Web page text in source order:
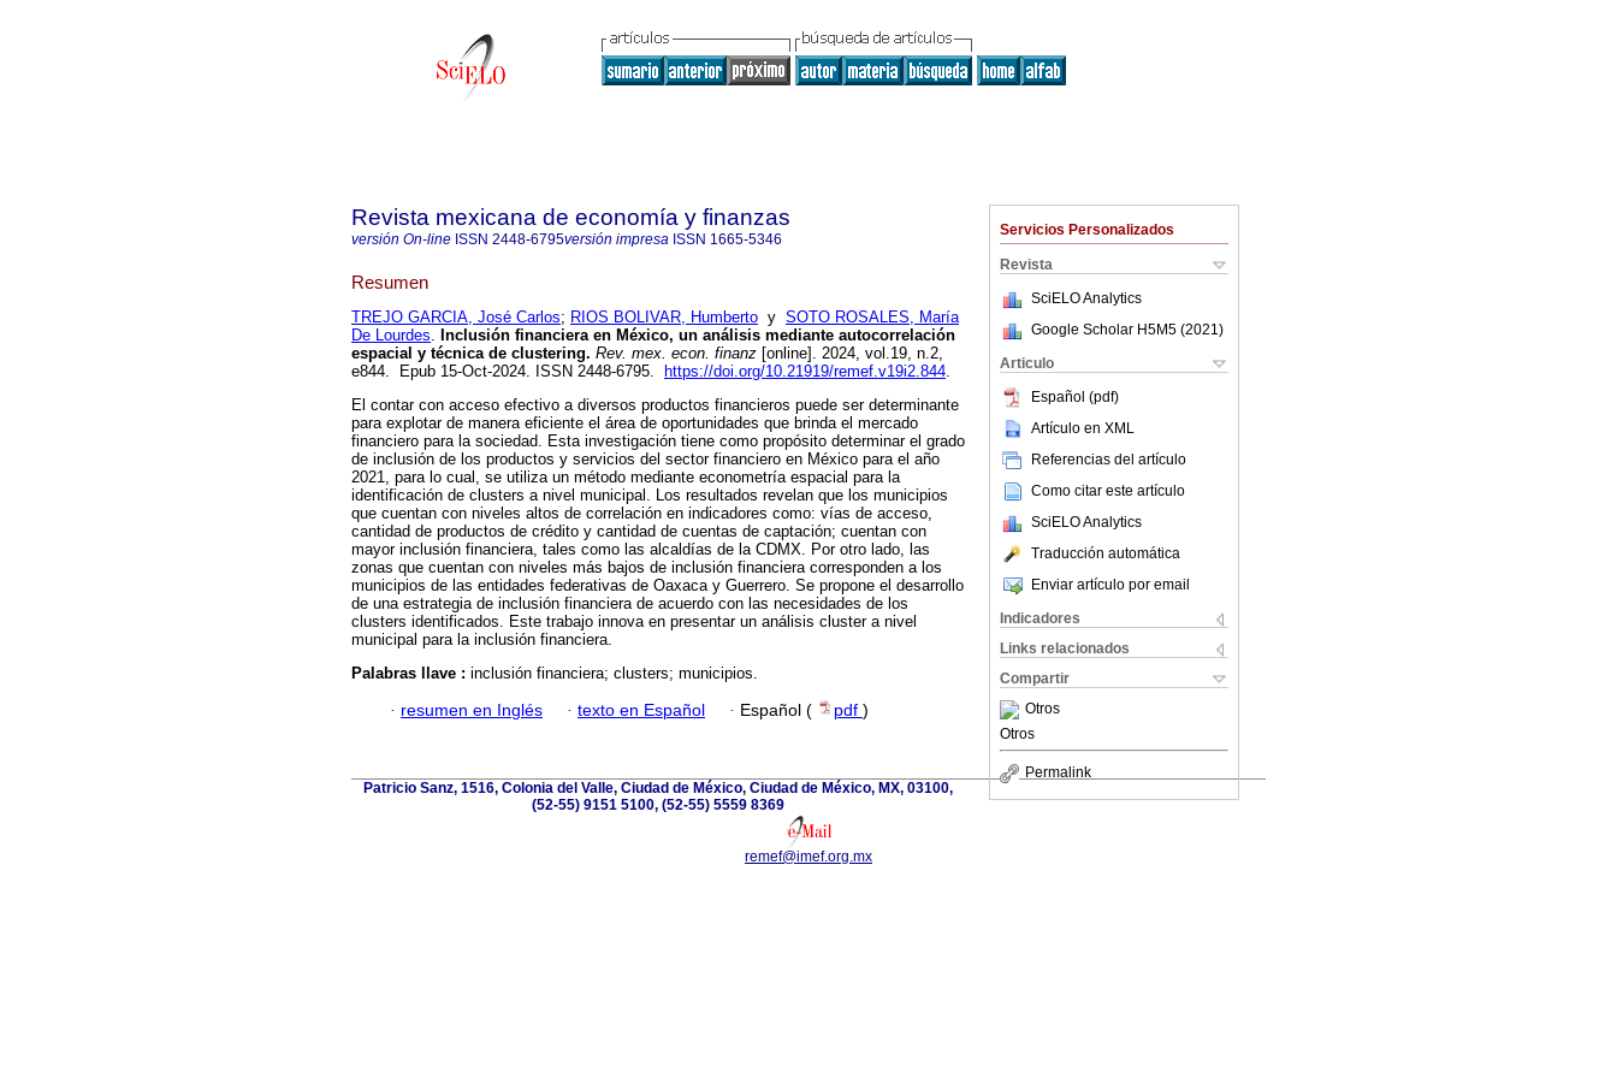
Servicios Personalizados
Revista
SciELO Analytics
Google Scholar H5M5 (2021 )
Articulo
Español (pdf)
Artículo en XML
Referencias del artículo
Como citar este artículo
SciELO Analytics
Traducción automática
Enviar artículo por email
Indicadores
Links relacionados
Compartir
Otros
Otros
Permalink
Revista mexicana de economía y finanzas
versión On-line ISSN 2448-6795versión impresa ISSN 1665-5346
Resumen
TREJO GARCIA, José Carlos; RIOS BOLIVAR, Humberto y SOTO ROSALES, María
De Lourdes. Inclusión financiera en México, un análisis mediante autocorrelación
espacial y técnica de clustering. Rev. mex. econ. finanz [online]. 2024, vol.19, n.2,
e844. Epub 15-Oct-2024. ISSN 2448-6795.
https://doi.org/10.21919/remef.v19i2.844.
El contar con acceso efectivo a diversos productos financieros puede ser determinante
para explotar de manera eficiente el área de oportunidades que brinda el mercado
financiero para la sociedad. Esta investigación tiene como propósito determinar el grado
de inclusión de los productos y servicios del sector financiero en México para el año
2021, para lo cual, se utiliza un método mediante econometría espacial para la
identificación de clusters a nivel municipal. Los resultados revelan que los municipios
que cuentan con niveles altos de correlación en indicadores como: vías de acceso,
cantidad de productos de crédito y cantidad de cuentas de captación; cuentan con
mayor inclusión financiera, tales como las alcaldías de la CDMX. Por otro lado, las
zonas que cuentan con niveles más bajos de inclusión financiera corresponden a los
municipios de las entidades federativas de Oaxaca y Guerrero. Se propone el desarrollo
de una estrategia de inclusión financiera de acuerdo con las necesidades de los
clusters identificados. Este trabajo innova en presentar un análisis cluster a nivel
municipal para la inclusión financiera.
Palabras llave : inclusión financiera; clusters; municipios.
· resumen en Inglés · texto en Español · Español ( pdf )
Patricio Sanz, 1516, Colonia del Valle, Ciudad de México, Ciudad de México, MX, 03100,
(52-55) 9151 5100, (52-55) 5559 8369
remef@imef.org.mx